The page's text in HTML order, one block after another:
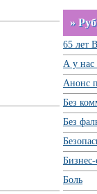
»
65 лет
А у нас
Анонс
Без
Без
Бизнес-
Боль